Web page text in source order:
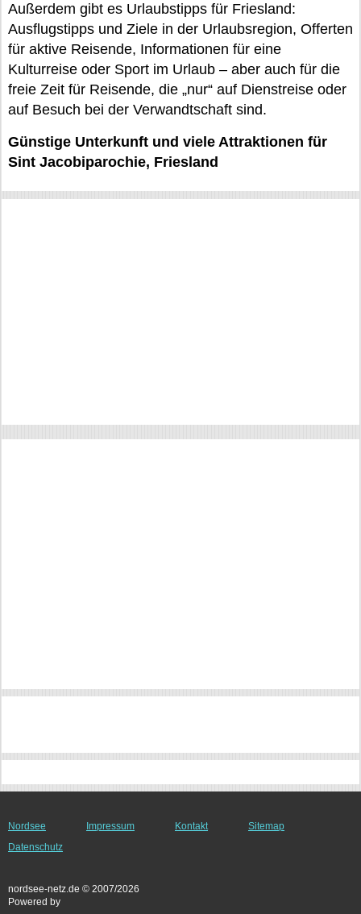
Außerdem gibt es Urlaubstipps für Friesland:
Ausflugstipps und Ziele in der Urlaubsregion, Offerten
für aktive Reisende, Informationen für eine
Kulturreise oder Sport im Urlaub – aber auch für die
freie Zeit für Reisende, die „nur“ auf Dienstreise oder
auf Besuch bei der Verwandtschaft sind.
Günstige Unterkunft und viele Attraktionen für
Sint Jacobiparochie, Friesland
Nordsee Impressum Kontakt
Sitemap
Datenschutz
nordsee-netz.de © 2007/2026
Powered by